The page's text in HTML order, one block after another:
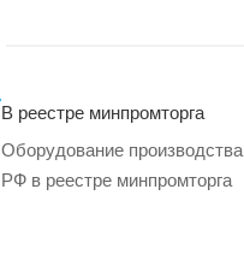
В реестре минпромторга
Оборудование производства
РФ в реестре минпромторга